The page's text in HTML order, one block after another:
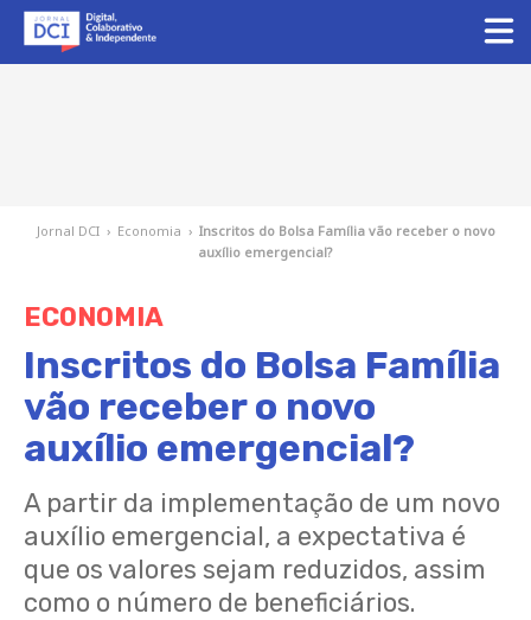
Jornal DCI › Economia › Inscritos do Bolsa Família vão receber o novo
auxílio emergencial?
ECONOMIA
Inscritos do Bolsa Família
vão receber o novo
auxílio emergencial?
A partir da implementação de um novo
auxílio emergencial, a expectativa é
que os valores sejam reduzidos, assim
como o número de beneficiários.